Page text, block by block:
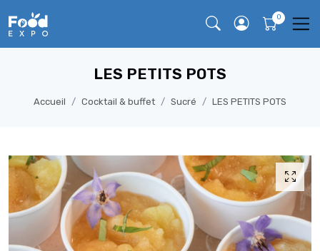
LES PETITS POTS
Accueil Cocktail & buffet Sucré LES PETITS POTS